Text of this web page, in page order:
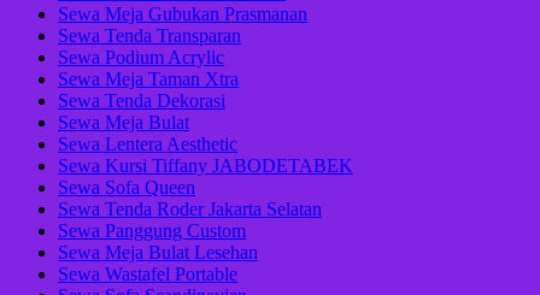
Sewa Meja Gubukan Prasmanan
Sewa Tenda Transparan
Sewa Podium Acrylic
Sewa Meja Taman Xtra
Sewa Tenda Dekorasi
Sewa Meja Bulat
Sewa Lentera Aesthetic
Sewa Kursi Tiffany JABODETABEK
Sewa Sofa Queen
Sewa Tenda Roder Jakarta Selatan
Sewa Panggung Custom
Sewa Meja Bulat Lesehan
Sewa Wastafel Portable